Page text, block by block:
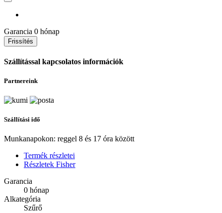
Garancia 0 hónap
Szállítással kapcsolatos információk
Partnereink
Szállítási idő
Munkanapokon: reggel 8 és 17 óra között
Termék részletei
Részletek Fisher
Garancia
0 hónap
Alkategória
Szűrő